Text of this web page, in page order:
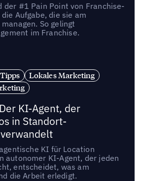
der #1 Pain Point von Franchise-
Aufgabe, die sie am
So gelingt
im Franchise.
Lokales Marketing
KI-Agent, der
in Standort-
KI für Location
autonomer KI-Agent, der jeden
entscheidet, was am
die Arbeit erledigt.